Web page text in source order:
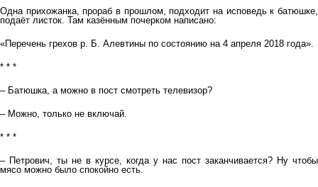
Одна прихожанка, прораб в прошлом, подходит на исповедь к батюшке,
подаёт листок. Там казённым почерком написано:
«Перечень грехов р. Б. Алевтины по состоянию на 4 апреля 2018 года».
* * *
– Батюшка, а можно в пост смотреть телевизор?
– Можно, только не включай.
* * *
– Петрович, ты не в курсе, когда у нас пост заканчивается? Ну чтобы
мясо можно было спокойно есть.